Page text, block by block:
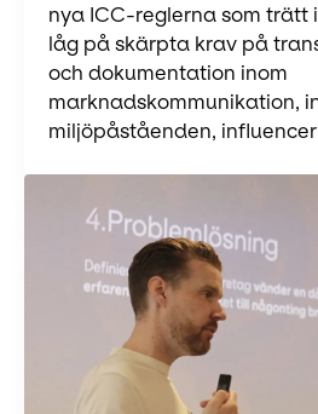
nya ICC-reglerna som trätt
låg på skärpta krav på
och dokumentation inom
marknadskommunikation,
miljöpåståenden,